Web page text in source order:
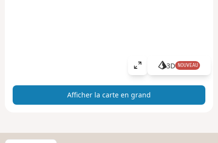
A
c
r
3D NOUVEAU
Afficher la carte en grand